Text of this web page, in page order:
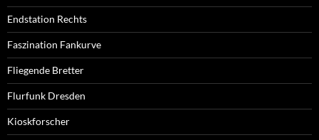
Endstation Rechts
Faszination Fankurve
Fliegende Bretter
Flurfunk Dresden
Kioskforscher